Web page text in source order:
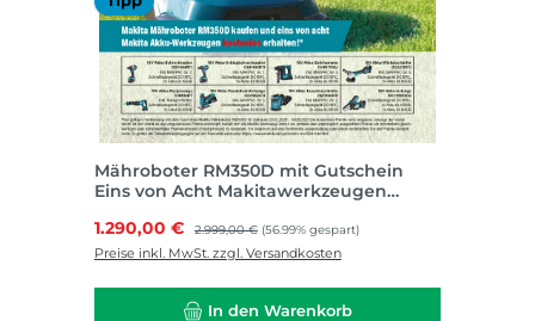
Mähroboter RM350D mit Gutschein
Eins von Acht Makitawerkzeugen
Verkaufspreis:
1.290,00 € Regulärer Preis:
2.999,00 € (56.99% gespart)
Preise inkl. MwSt. zzgl. Versandkosten
In den Warenkorb